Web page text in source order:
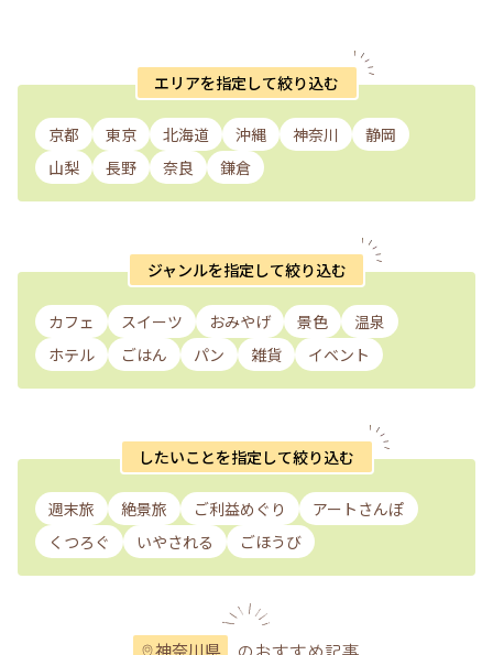
エリアを指定して絞り込む
京都 東京 北海道 沖縄 神奈川
静岡
山梨
長野 奈良 鎌倉
ジャンルを指定して絞り込む
カフェ スイーツ おみやげ 景色
温泉
ホテル
ごはん パン 雑貨 イベント
したいことを指定して絞り込む
週末旅 絶景旅 ご利益めぐり
アートさんぽ
くつろぐ
いやされる ごほうび
神奈川県